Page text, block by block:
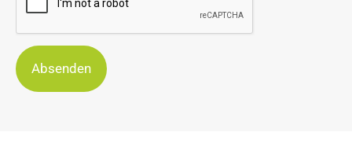
Absenden